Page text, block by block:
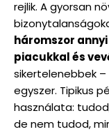
rejlik. A gyorsan
háromszor
piacukkal és
sikertelenebbek
egyszer. Tipikus
használata:
de nem tudod,